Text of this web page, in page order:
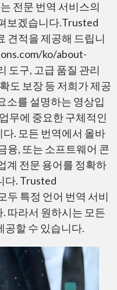
전문 번역 서비스의
보겠습니다.Trusted
견적을 제공해 드립니
ko/about-
도구, 고급 품질 관리
도 보장 등 저희가 제공
소를 설명하는 영상입
무에 중요한 구체적인
. 모든 번역에서 올바
융, 또는 소프트웨어 콘
계 전문 용어를 정확하
다. Trusted
두 특정 언어 번역 서비
따라서 원하시는 모든
공할 수 있습니다.